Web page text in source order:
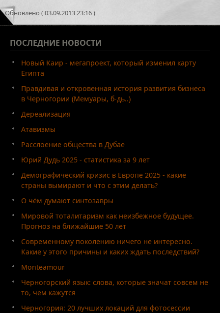
Обновлено ( 03.09.2013 23:16 )
ПОСЛЕДНИЕ НОВОСТИ
Новый Каир - мегапроект, который изменил карту
Египта
Правдивая и откровенная история развития бизнеса
в Черногории (Мемуары, б-дь..)
Дереализация
Атавизмы
Расслоение общества в Дубае
Юрий Дудь 2025 - статистика за 9 лет
Демографический кризис в Европе 2025 - какие
страны вымирают и что с этим делать?
О чём думают синтозавры
Мировой тоталитаризм как неизбежное будущее.
Прогноз на ближайшие 50 лет
Современному поколению ничего не интересно.
Какие у этого причины и каких ждать последствий?
Monteamour
Черногорский язык: слова, которые значат совсем не
то, чем кажутся
Черногория: 20 лучших локаций для фотосессии